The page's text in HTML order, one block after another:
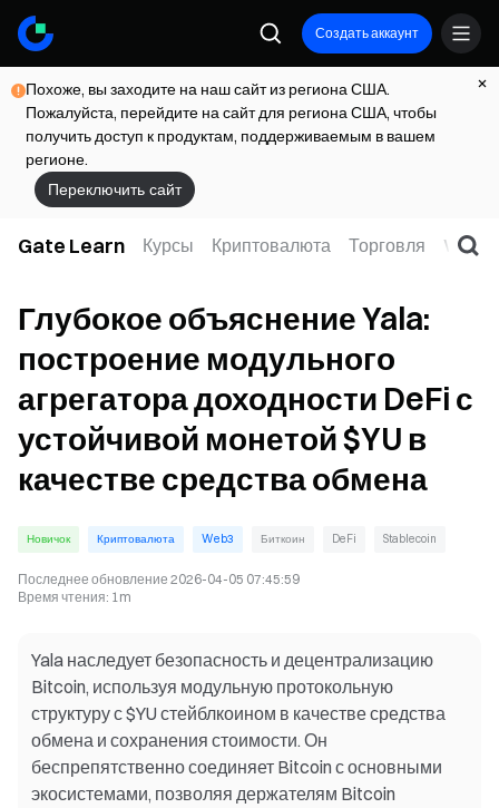
Создать аккаунт
Похоже, вы заходите на наш сайт из региона США.
Пожалуйста, перейдите на сайт для региона США, чтобы
получить доступ к продуктам, поддерживаемым в вашем
регионе.
Переключить сайт
Gate Learn Курсы Криптовалюта Торговля Web3
Глубокое объяснение Yala:
построение модульного
агрегатора доходности DeFi с
устойчивой монетой $YU в
качестве средства обмена
Новичок Криптовалюта Web3 Биткоин DeFi Stablecoin
Последнее обновление 2026-04-05 07:45:59
Время чтения: 1m
Yala наследует безопасность и децентрализацию
Bitcoin, используя модульную протокольную
структуру с $YU стейблкоином в качестве средства
обмена и сохранения стоимости. Он
беспрепятственно соединяет Bitcoin с основными
экосистемами, позволяя держателям Bitcoin